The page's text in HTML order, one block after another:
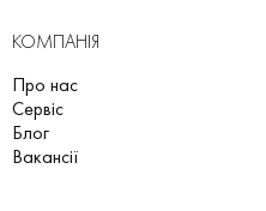
КОМПАНІЯ
Про нас
Сервіс
Блог
Вакансії